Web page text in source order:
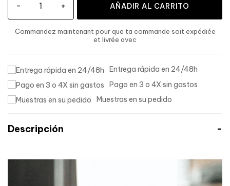
- + AÑADIR AL CARRITO
Commandez maintenantpour que ta commande soit expédiée
et livrée avec
Entrega rápida en 24/48h
Pago en 3 o 4X sin gastos
Muestras en su pedido
Descripción